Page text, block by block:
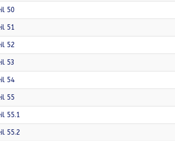
50
51
52
53
54
55
55.1
55.2